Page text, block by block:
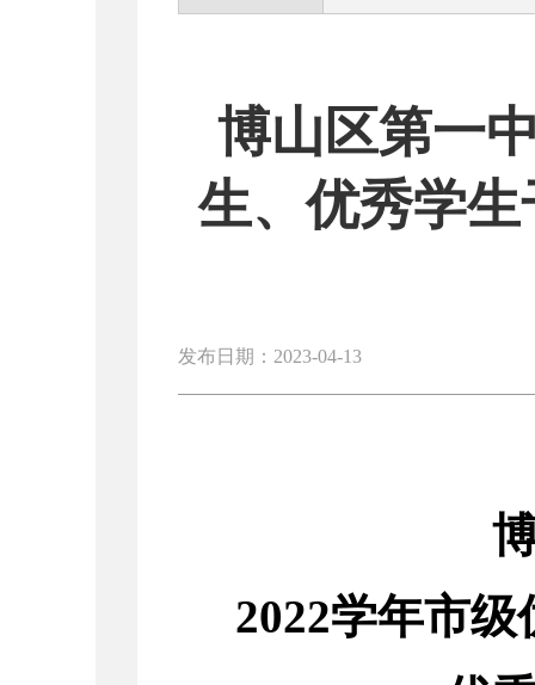
博山区第一
生、优秀学
发布日期：2023-04-13
2022学年市级